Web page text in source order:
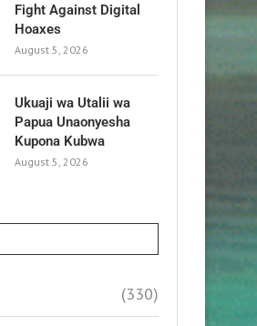
Fight Against Digital
Hoaxes
August 5, 2026
Ukuaji wa Utalii wa
Papua Unaonyesha
Kupona Kubwa
August 5, 2026
(330)